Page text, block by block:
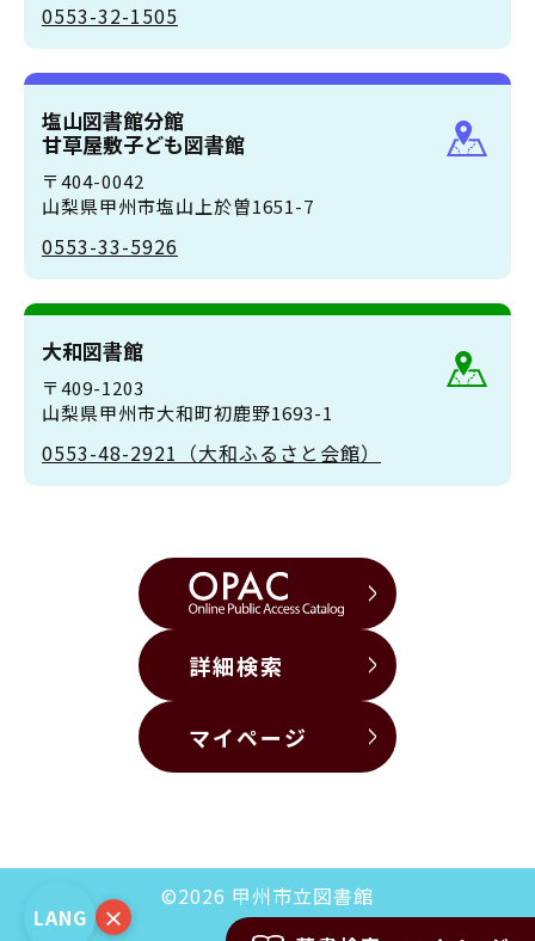
0553-32-1505
塩山図書館分館
甘草屋敷子ども図書館
〒404-0042
山梨県甲州市塩山上於曽1651-7
0553-33-5926
大和図書館
〒409-1203
山梨県甲州市大和町初鹿野1693-1
0553-48-2921（大和ふるさと会館）
詳細検索
マイページ
©2026 甲州市立図書館
LANG ×